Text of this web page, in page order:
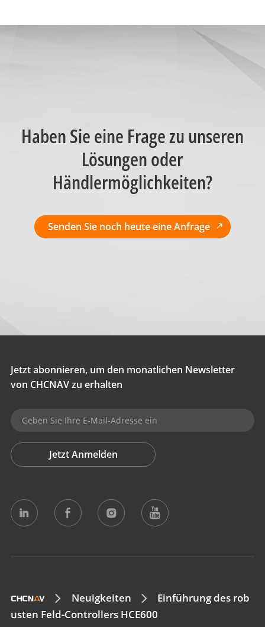
Haben Sie eine Frage zu unseren
Lösungen oder
Händlermöglichkeiten?
Senden Sie noch heute eine Anfrage
Jetzt abonnieren, um den monatlichen Newsletter
von CHCNAV zu erhalten
Jetzt Anmelden
Neuigkeiten
Einführung des rob
usten Feld-Controllers HCE600